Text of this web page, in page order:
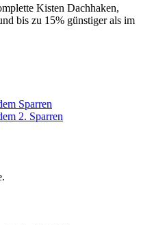
Kisten Dachhaken,
bis zu 15% günstiger als im
Sparren
2. Sparren